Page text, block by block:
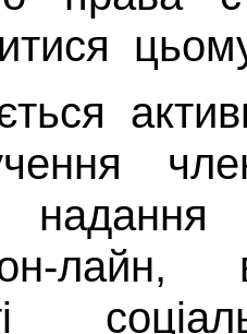
надання
лайн,